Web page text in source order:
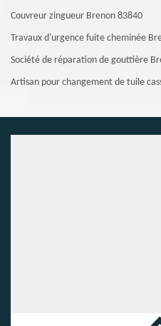
Couvreur zingueur Brenon 83840
Travaux d'urgence fuite cheminée
Société de réparation de gouttière
Artisan pour changement de tuile